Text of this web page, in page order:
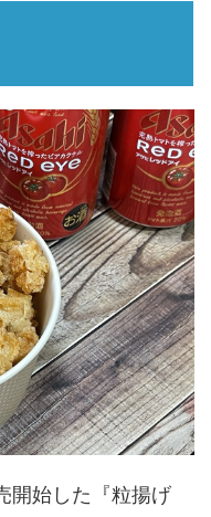
開始した『粒揚げ